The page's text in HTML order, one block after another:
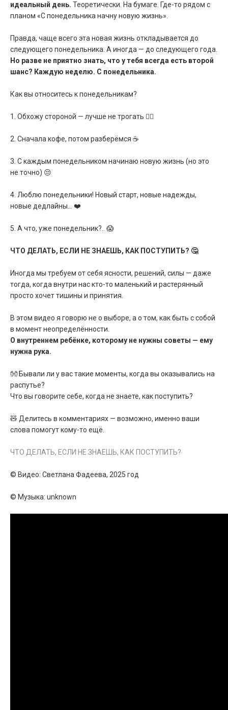
идеальный день. Теоретически. На бумаге. Где-то рядом с
планом «С понедельника начну новую жизнь».
Правда, чаще всего эта новая жизнь откладывается до
следующего понедельника. А иногда — до следующего года.
Но разве не приятно знать, что у тебя всегда есть второй
шанс? Каждую неделю. С понедельника.
Как вы относитесь к понедельникам?
1. Обхожу стороной — лучше не трогать 🙅‍♂️
2. Сначала кофе, потом разберёмся ☕
3. С каждым понедельником начинаю новую жизнь (но это
не точно) 😒
4. Люблю понедельники! Новый старт, новые надежды,
новые дедлайны... ❤️
5. А что, уже понедельник?.. 😱
ЧТО ДЕЛАТЬ, ЕСЛИ НЕ ЗНАЕШЬ, КАК ПОСТУПИТЬ? 🤔
Иногда мы требуем от себя ясности, решений, силы — даже
тогда, когда внутри нас кто-то маленький и растерянный
просто хочет тишины и принятия.
В этом видео я говорю не о выборе, а о том, как быть с собой
в момент неопределённости.
О внутреннем ребёнке, которому не нужны советы — ему
нужна рука.
👐 Бывали ли у вас такие моменты, когда вы оказывались на
распутье?
Что вы говорите себе, когда не знаете, как поступить?
🧸 Делитесь в комментариях — возможно, именно ваши
слова помогут кому-то ещё.
ЧТО ДЕЛАТЬ, ЕСЛИ НЕ ЗНАЕШЬ, КАК ПОСТУПИТЬ?
© Видео: Светлана Фадеева, 2025 год
© Музыка: unknown